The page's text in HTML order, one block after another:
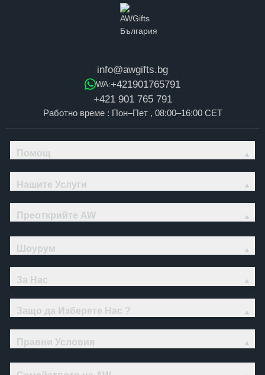
info@awgifts.bg
WA:+421901765791
+421 901 765 791
Работно време : Пон–Пет , 08:00–16:00 CET
Помощ
Нашите Услуги
Преоткрийте AW
Шоурум
За Нас
Защо да Изберете Нас ?
Правни Условия